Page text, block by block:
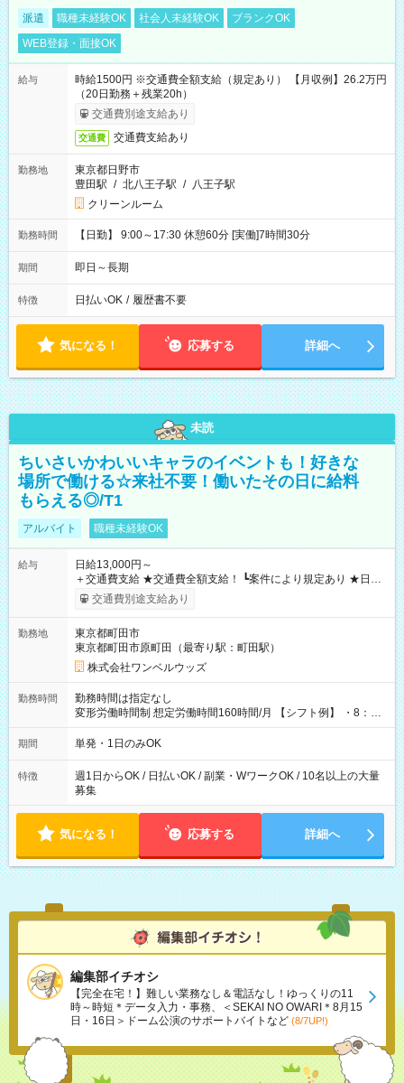
派遣 職種未経験OK 社会人未経験OK
ブランクOK
WEB登録・面接OK
給与
時給1500円 ※交通費全額支給（規定あり） 【月収例】26.2万円
（20日勤務＋残業20h）
交通費別途支給あり
交通費 交通費支給あり
勤務地
東京都日野市
豊田駅 / 北八王子駅 / 八王子駅
クリーンルーム
勤務時間 【日勤】 9:00～17:30 休憩60分 [実働]7時間30分
期間 即日～長期
特徴 日払いOK / 履歴書不要
気になる！ 応募する 詳細へ
未読
ちいさいかわいいキャラのイベントも！好きな
場所で働ける☆来社不要！働いたその日に給料
もらえる◎/T1
アルバイト 職種未経験OK
給与
日給13,000円～
＋交通費支給 ★交通費全額支給！ ┗案件により規定あり ★日払
いOK！（規定あり） ┗働いたその日に現金GET♪ お仕事後はコ
ンビニATMから 日払い分を引き落とせます！ 【試用期間】試
交通費別途支給あり
勤務地
東京都町田市
東京都町田市原町田（最寄り駅：町田駅）
株式会社ワンベルウッズ
勤務時間
勤務時間は指定なし
変形労働時間制 想定労働時間160時間/月 【シフト例】 ・8：00
～21：00
期間 単発・1日のみOK
特徴
週1日からOK / 日払いOK / 副業・WワークOK / 10名以上の大量
募集
気になる！ 応募する 詳細へ
編集部イチオシ
【完全在宅！】難しい業務なし＆電話なし！ゆっくりの11
時～時短＊データ入力・事務、＜SEKAI NO OWARI＊8月15
日・16日＞ドーム公演のサポートバイトなど (8/7UP!)